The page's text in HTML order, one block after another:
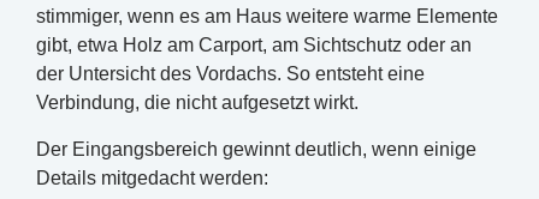
stimmiger, wenn es am Haus weitere warme Elemente
gibt, etwa Holz am Carport, am Sichtschutz oder an
der Untersicht des Vordachs. So entsteht eine
Verbindung, die nicht aufgesetzt wirkt.
Der Eingangsbereich gewinnt deutlich, wenn einige
Details mitgedacht werden: